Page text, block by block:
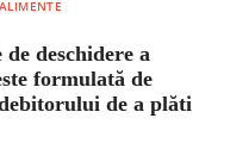
de deschidere a
formulată de
de a plăti